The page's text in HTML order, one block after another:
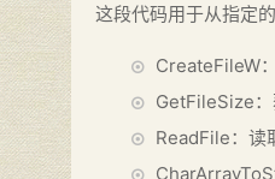
这段代码用于从指定
CreateFileW
GetFileSize：
ReadFile：读